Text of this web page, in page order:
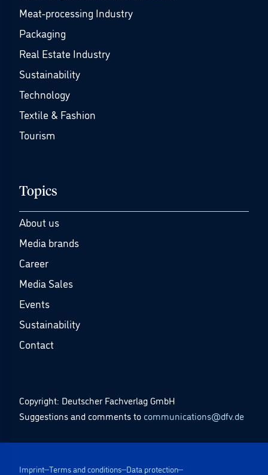
Meat-processing Industry
Packaging
Real Estate Industry
Sustainability
Technology
Textile & Fashion
Tourism
Topics
About us
Media brands
Career
Media Sales
Events
Sustainability
Contact
Copyright: Deutscher Fachverlag GmbH
Suggestions and comments to communications@dfv.de
Imprint Terms and conditions Data protection